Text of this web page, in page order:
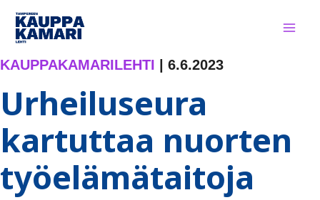
Siirry
sisältöön
KAUPPAKAMARILEHTI 6.6.2023
Urheiluseura
kartuttaa nuorten
työelämätaitoja